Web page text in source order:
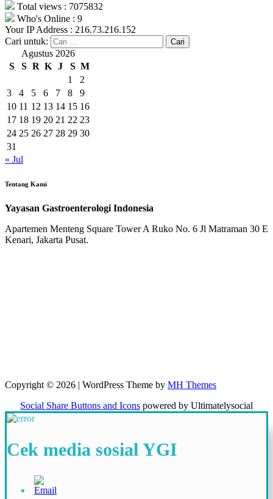
Total views : 7075832
Who's Online : 9
Your IP Address : 216.73.216.152
Cari untuk:
Agustus 2026
S
S R K J S M
1
2
3
4 5 6 7 8
9
10 11 12 13 14 15 16
17 18 19 20 21 22 23
24 25 26 27 28 29 30
31
« Jul
Tentang Kami
Yayasan Gastroenterologi Indonesia
Apartemen Menteng Square Tower A Ruko No. 6 Jl Matraman 30 E
Kenari, Jakarta Pusat.
Copyright © 2026 | WordPress Theme by MH Themes
Social Share Buttons and Icons powered by Ultimatelysocial
Cek media sosial YGI